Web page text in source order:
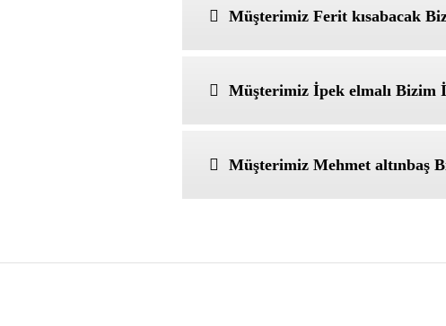
Müşterimiz Ferit kısabacak
Müşterimiz İpek elmalı Bizim
Müşterimiz Mehmet altınbaş